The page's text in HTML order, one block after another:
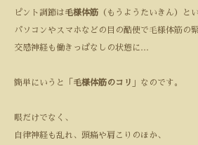
ピント調節は毛様体筋 （もうようたいきん）と
パソコンやスマホなどの目の酷使で毛様体筋の
交感神経も働きっぱなしの状態に …
簡単にいうと「 毛様体筋のコリ 」なのです。
眼だけでなく、
自律神経も乱れ、頭痛や肩こりのほか、